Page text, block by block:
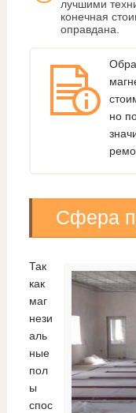
лучшими
конечная
оправдана.
но
Сфера
Так
как
маг
нези
аль
ные
пол
ы
спос